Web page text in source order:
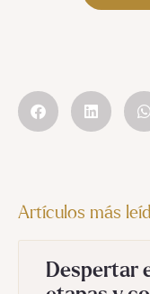
Artículos más
Despertar